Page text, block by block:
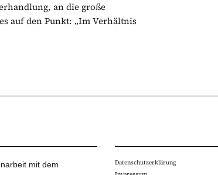
an die große
auf den Punkt: „Im Verhältnis
mit dem
Datenschutzerklärung